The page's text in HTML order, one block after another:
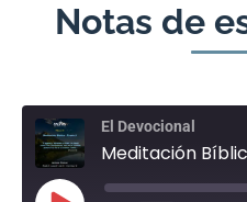
Notas de
El Devocional